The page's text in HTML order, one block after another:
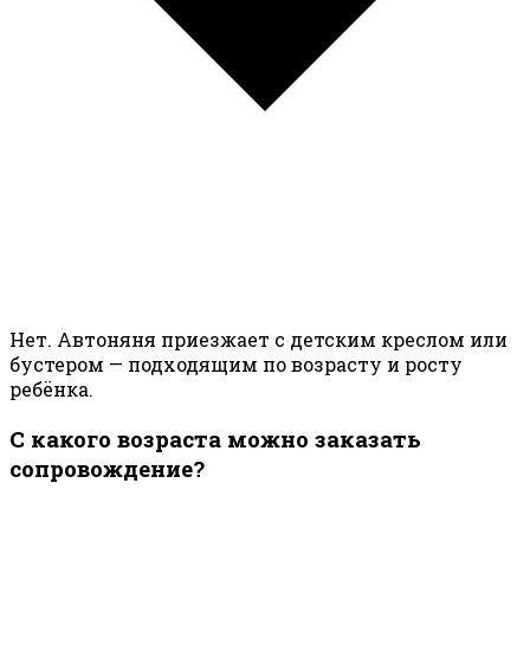
Нет. Автоняня приезжает с детским креслом или
бустером — подходящим по возрасту и росту
ребёнка.
С какого возраста можно заказать
сопровождение?